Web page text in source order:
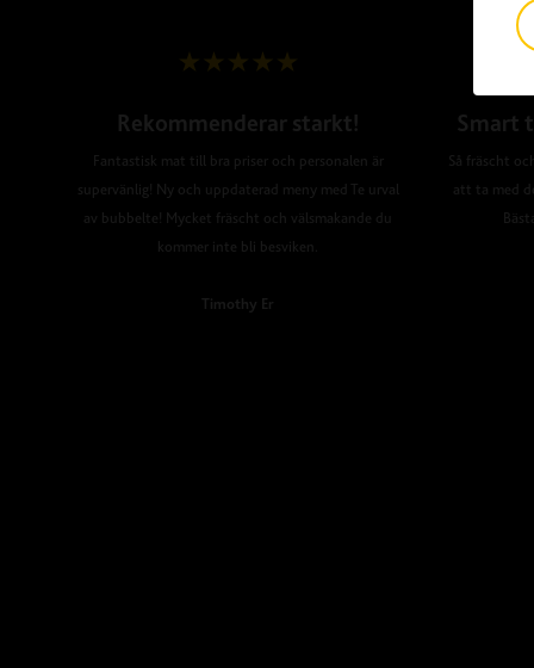
Rekommenderar starkt!
Fantastisk mat till bra priser och personalen är
supervänlig! Ny och uppdaterad meny med Te urval
av bubbelte! Mycket fräscht och välsmakande du
kommer inte bli besviken.
Timothy Er
Smart
Så fräscht
att ta med